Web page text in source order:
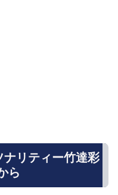
ナリティー竹達彩
ら